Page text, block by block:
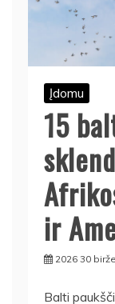
Įdomu
15
ir
2026 30
Balti